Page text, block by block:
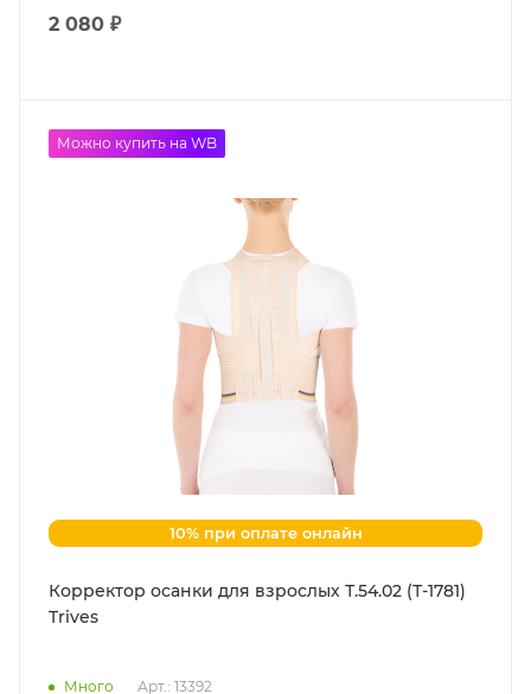
2 080 ₽
10% при оплате онлайн
Можно купить на WB
Корректор осанки для взрослых Т.54.02 (Т-1781)
Trives
Много Арт.: 13392